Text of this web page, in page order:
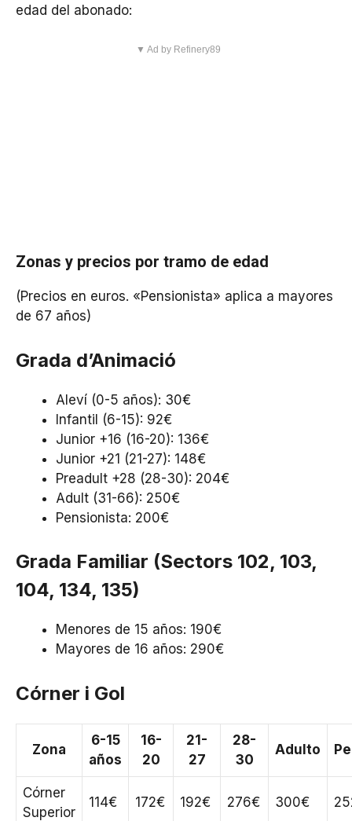
edad del abonado:
▼ Ad by Refinery89
Zonas y precios por tramo de edad
(Precios en euros. «Pensionista» aplica a mayores
de 67 años)
Grada d’Animació
Aleví (0-5 años): 30€
Infantil (6-15): 92€
Junior +16 (16-20): 136€
Junior +21 (21-27): 148€
Preadult +28 (28-30): 204€
Adult (31-66): 250€
Pensionista: 200€
Grada Familiar (Sectors 102, 103,
104, 134, 135)
Menores de 15 años: 190€
Mayores de 16 años: 290€
Córner i Gol
Zona
6-15
años
16-
20
21-
27
28-
30
Adulto
Córner
Superior
114€ 172€ 192€ 276€ 300€